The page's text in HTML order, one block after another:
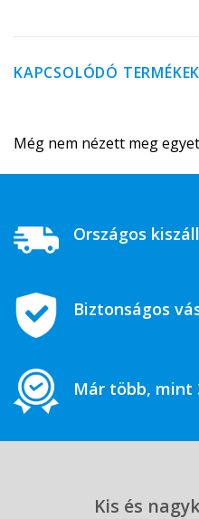
KAPCSOLÓDÓ TERMÉKEK
Még nem nézett meg
Országos
Biztonságos
Már több, mint
Kis és